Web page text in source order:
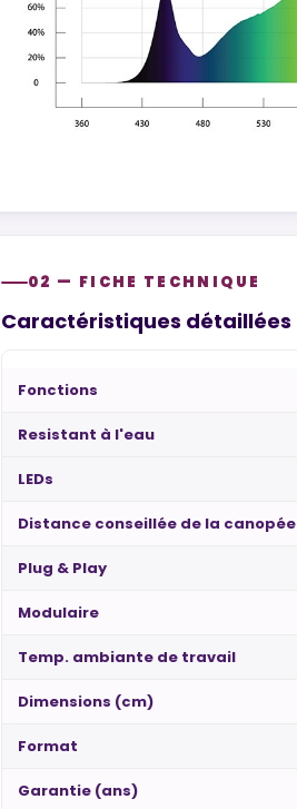
02 — FICHE TECHNIQUE
Caractéristiques détaillées
Fonctions
Resistant à l'eau
LEDs
Distance conseillée de la canopée
Plug & Play
Modulaire
Temp. ambiante de travail
Dimensions (cm)
Format
Garantie (ans)